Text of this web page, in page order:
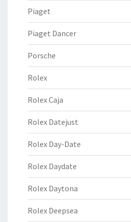
Piaget
Piaget Dancer
Porsche
Rolex
Rolex Caja
Rolex Datejust
Rolex Day-Date
Rolex Daydate
Rolex Daytona
Rolex Deepsea